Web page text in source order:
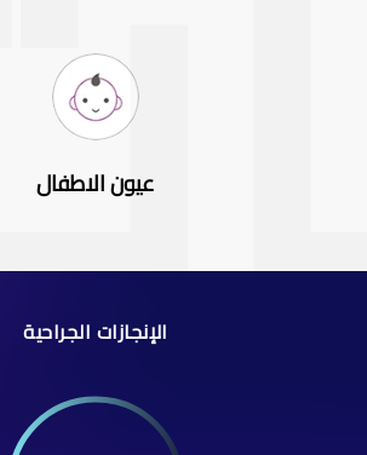
عيون الاطفال
الإنجازات الجراحية